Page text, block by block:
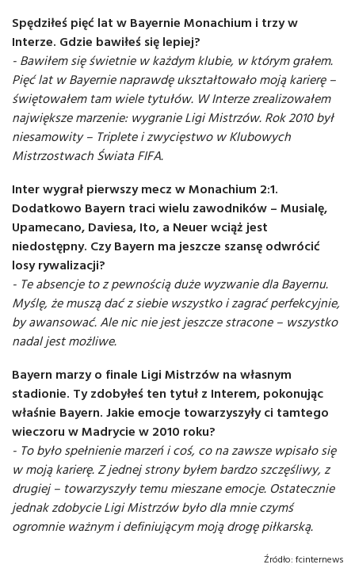
Spędziłeś pięć lat w Bayernie Monachium i trzy w
Interze. Gdzie bawiłeś się lepiej?
- Bawiłem się świetnie w każdym klubie, w którym grałem.
Pięć lat w Bayernie naprawdę ukształtowało moją karierę –
świętowałem tam wiele tytułów. W Interze zrealizowałem
największe marzenie: wygranie Ligi Mistrzów. Rok 2010 był
niesamowity – Triplete i zwycięstwo w Klubowych
Mistrzostwach Świata FIFA.
Inter wygrał pierwszy mecz w Monachium 2:1.
Dodatkowo Bayern traci wielu zawodników – Musialę,
Upamecano, Daviesa, Ito, a Neuer wciąż jest
niedostępny. Czy Bayern ma jeszcze szansę odwrócić
losy rywalizacji?
- Te absencje to z pewnością duże wyzwanie dla Bayernu.
Myślę, że muszą dać z siebie wszystko i zagrać perfekcyjnie,
by awansować. Ale nic nie jest jeszcze stracone – wszystko
nadal jest możliwe.
Bayern marzy o finale Ligi Mistrzów na własnym
stadionie. Ty zdobyłeś ten tytuł z Interem, pokonując
właśnie Bayern. Jakie emocje towarzyszyły ci tamtego
wieczoru w Madrycie w 2010 roku?
- To było spełnienie marzeń i coś, co na zawsze wpisało się
w moją karierę. Z jednej strony byłem bardzo szczęśliwy, z
drugiej – towarzyszyły temu mieszane emocje. Ostatecznie
jednak zdobycie Ligi Mistrzów było dla mnie czymś
ogromnie ważnym i definiującym moją drogę piłkarską.
Źródło: fcinternews